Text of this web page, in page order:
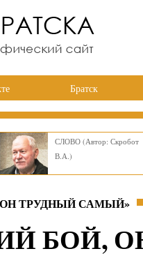
Братск
СЛОВО (Автор: Скробот
В.А.)
ТРУДНЫЙ САМЫЙ»
БОЙ,